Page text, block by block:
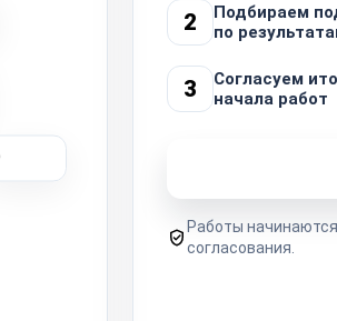
2
Подбираем
по
3
Согласуем
начала работ
Работы
согласования.